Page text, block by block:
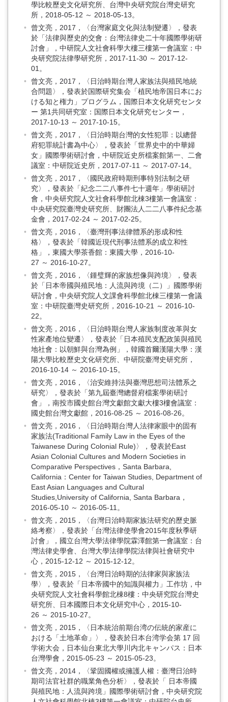
學比較歷史文化研究所、台灣中央研究院台灣史研究
所，2018-05-12 ～ 2018-05-13。
曾文亮，2017，〈台灣家庭文化與法制變遷〉，發表
於「法律與歷史的交會：台灣法律史二十年國際學術研
討會」，中研院人文社會科學大樓三樓第一會議室：中
央研究院法律學研究所，2017-11-30 ～ 2017-12-
01。
曾文亮，2017，〈日治時期台灣人家族法與殖民地統
合問題〉，發表於国際研究集会「植民地帝国日本にお
ける知と権力」プログラム，国際日本文化研究センタ
ー 第1共同研究室：国際日本文化研究センター，
2017-10-13 ～ 2017-10-15。
曾文亮，2017，〈日治時期台灣的女性犯罪：以總督
府犯罪統計書為中心〉，發表於「世界史中的中華婦
女」國際學術研討會，中研院近史所檔案館第一、二會
議室：中研院近史所，2017-07-11 ～ 2017-07-14。
曾文亮，2017，〈國民政府時期刑事特別法制之研
究〉，發表於「紀念二二八事件七十週年」學術研討
會，中央研究院人文社會科學館北棟3樓第一會議室：
中央研究院臺灣史研究所、財團法人二二八事件紀念基
金會，2017-02-24 ～ 2017-02-25。
曾文亮，2016，〈臺灣刑事法律體系的形成和性
格〉，發表於「韓國近現代刑事法體系的成立和性
格」，東國大學茶香館：東國大學，2016-10-
27 ～ 2016-10-27。
曾文亮，2016，〈鍾璧輝的家族想像與跨境〉，發表
於「日本帝國與殖民地：人流與跨境（二）」國際學術
研討會，中央研究院人文課會科學館北棟三樓第一會議
室：中研院臺灣史研究所，2016-10-21 ～ 2016-10-
22。
曾文亮，2016，〈日治時期台灣人家族制度改革與女
性家產地位變遷〉，發表於「日本殖民支配政策與殖民
地社會：以朝鮮與台灣為例」，韓國首爾漢陽大學：漢
陽大學比較歷史文化研究所、中研院臺灣史研究所，
2016-10-14 ～ 2016-10-15。
曾文亮，2016，〈治安維持法與臺灣思想司法體系之
研究〉，發表於「第九屆臺灣總督府檔案學術研討
會」，南投市國史館台灣文獻館文獻大樓3樓會議室：
國史館台灣文獻館，2016-08-25 ～ 2016-08-26。
曾文亮，2016，〈日治時期台灣人法律家眼中的固有
家族法(Traditional Family Law in the Eyes of the
Taiwanese During Colonial Rule)〉，發表於East
Asian Colonial Cultures and Modern Societies in
Comparative Perspectives，Santa Barbara,
California：Center for Taiwan Studies, Department of
East Asian Languages and Cultural
Studies,University of California, Santa Barbara，
2016-05-10 ～ 2016-05-11。
曾文亮，2015，〈台灣日治時期家族法研究的歷史脈
絡考察〉，發表於「台灣法律使學會2015年度秋季研
討會」，國立台灣大學法律學院霖澤館第一會議室：台
灣法律史學會、台灣大學法律學院法律與社會研究中
心，2015-12-12 ～ 2015-12-12。
曾文亮，2015，〈台灣日治時期的法律家與家族法
學〉，發表於「日本帝國中的知識與權力」工作坊，中
央研究院人文社會科學館北棟8樓：中央研究院台灣史
研究所、日本國際日本文化研究中心，2015-10-
26 ～ 2015-10-27。
曾文亮，2015，〈日本統治前期台湾の伝統的家産に
おける「土地革命」〉，發表於日本台湾学会第 17 回
学術大会，日本仙台東北大學川内北キャンパス：日本
台灣學會，2015-05-23 ～ 2015-05-23。
曾文亮，2014，〈鞏固國權或擁護人權：臺灣日治時
期司法官社群的職業角色分析〉，發表於「 日本帝國
與殖民地：人流與跨境」國際學術研討會，中央研究院